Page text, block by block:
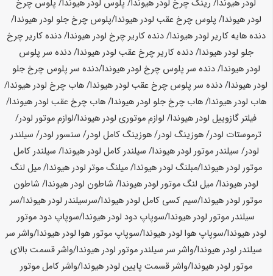
لودرهیوندا/ رینگ چرخ لودرهیوندا/ پلوس لودرهیوندا/ پلوس چرخ
لودرهیوندا/ پلوس چرخ عقب لودرهیوندا/پلوس چرخ جلو لودرهیوندا/
دنده هایه کاریر لودرهیوندا/ دنده کاریر چرخ لودرهیوندا/ دنده کاریر چرخ
جلو لودرهیوندا/ دنده کاریر چرخ عقب لودرهیوندا/ دنده سر پلوس
لودرهیوندا/ دنده سر پلوس چرخ لودرهیوندا/دنده سر پلوس چرخ جلو
لودرهیوندا/ دنده سر پلوس چرخ عقب لودرهیوندا/ هاب چرخ لودرهیوندا/
هاب لودرهیوندا/ هاب چرخ جلو لودرهیوندا/ هاب چرخ عقب لودرهیوندا/
فیلتر گازوییل لودرهیوندا/ لوازم موتوری لودرهیوندا/لوازم موتور لودر/
ترموستات لودر/ هوزینگ لودر/ هوزینگ کامل لودر/ سنسور لودر/ سیلندر
لودر/ سیلندر موتور لودرهیوندا/ سیلندر کامل لودرهیوندا/ سیلندر کامل
موتور لودرهیوندا/مبلنگ لودرهیوندا/ میلنگ موتر لودرهیوندا/ میل لنگ
لودرهیوندا/ میل لنگ موتور لودرهیوندا/ شاطون لودرهیوندا/ شاطون
موتور لودرهیوندا/سیم کسی کامل لودرهیوندا/سرسیلندر لودرهیوندا/سر
سیلندر موتور لودرهیوندا/سوپاپ دود لودرهیوندا/سوپاپ دود موتور
لودرهیوندا/سوپاپ هوا لودرهیوندا/سوپاپ موتور هوا لودرهیوندا/واشر سر
سیلندر لودرهیوندا/واشر سر سیلندر موتور لودرهیوندا/واشر قسمت بالای
موتور لودرهیوندا/واشر قسمت پایین لودرهیوندا/واشر کامل موتور